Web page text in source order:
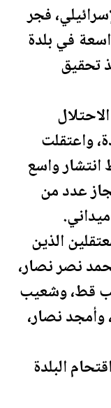
فجر
في بلدة
تحقيق
واعتقلت
وسط انتشار واسع
عدد من
الذين
نصر نصار،
قط، وشعيب
وأمجد نصار،
البلدة